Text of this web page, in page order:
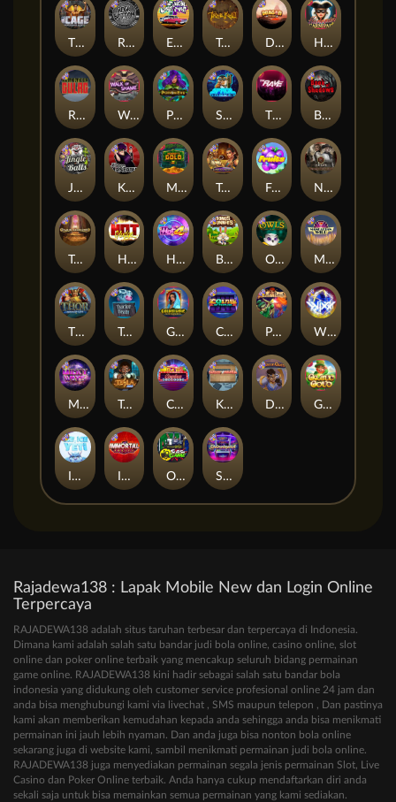
Nexus Tombstone RIP
Manhattan Goes Wild
Book Of Shadows
Rock Bottom
Tractor Beam
Casino Win Spin
The Cage
Hot Nudge
Space Donkey
Starstruck
Monkey's Gold xPays
Poison Eve
Tomb of Nefertiti
Tomb of Akhenaten
Golden Genie And The Walking Wilds
Dragon Tribe
Immortal Fruits
Tesla Jolt Dungeon Quest
Coins of Fortune WiXX
Outsourced: Slash Game
Fruits
Bonus Bunnies
Hot 4 Cash Owls
Milky Ways Gaelic Gold
East Coast Vs West Coast
Jingle Balls
Harlequin Carnival
Walk of Shame
Kitchen Drama: Sushi Mania
Pixies vs Pirates
Thor: Hammer Time
Ice Ice Yeti
Remember Gulag
Karen Maneater
True kult
The Rave
Rajadewa138 : Lapak Mobile New dan Login Online
Terpercaya
RAJADEWA138 adalah situs taruhan terbesar dan terpercaya di Indonesia.
Dimana kami adalah salah satu bandar judi bola online, casino online, slot
online dan poker online terbaik yang mencakup seluruh bidang permainan
game online. RAJADEWA138 kini hadir sebagai salah satu bandar bola
indonesia yang didukung oleh customer service profesional online 24 jam dan
anda bisa menghubungi kami via livechat , SMS maupun telepon , Dan pastinya
kami akan memberikan kemudahan kepada anda sehingga anda bisa menikmati
permainan ini jauh lebih nyaman. Dan anda juga bisa nonton bola online
sekarang juga di website kami, sambil menikmati permainan judi bola online.
RAJADEWA138 juga menyediakan permainan segala jenis permainan Slot, Live
Casino dan Poker Online terbaik. Anda hanya cukup mendaftarkan diri anda
sekali saja untuk bisa memainkan semua permainan yang kami sediakan.